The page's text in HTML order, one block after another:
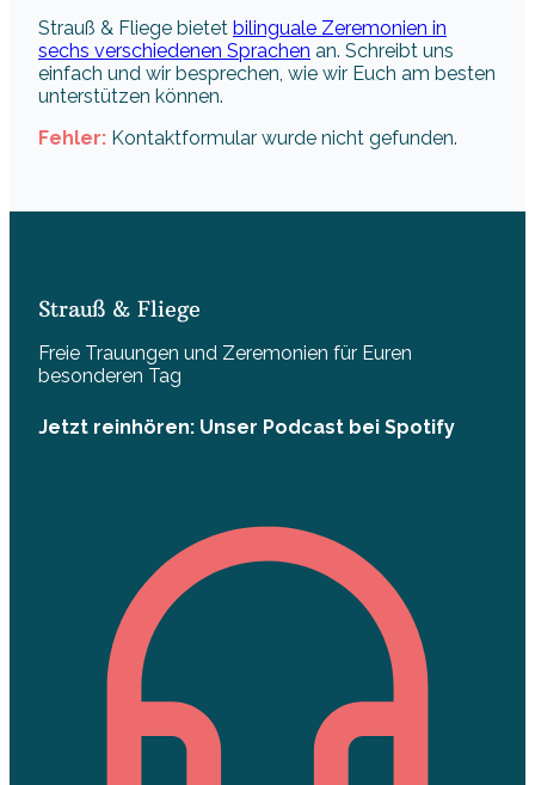
Strauß & Fliege bietet bilinguale Zeremonien in
sechs verschiedenen Sprachen an. Schreibt uns
einfach und wir besprechen, wie wir Euch am besten
unterstützen können.
Fehler: Kontaktformular wurde nicht gefunden.
Strauß & Fliege
Freie Trauungen und Zeremonien für Euren
besonderen Tag
Jetzt reinhören: Unser Podcast bei Spotify